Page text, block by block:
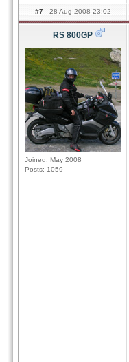
#7 28 Aug 2008 23:02
RS 800GP
Joined: May 2008
Posts: 1059